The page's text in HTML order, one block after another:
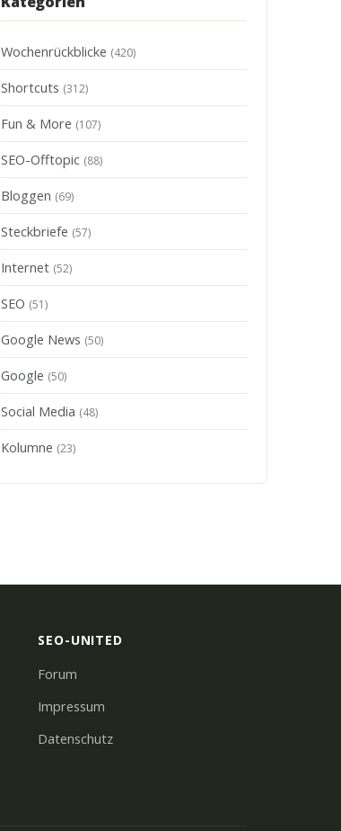
Wochenrückblicke (420)
Shortcuts (312)
Fun & More (107)
SEO-Offtopic (88)
Bloggen (69)
Steckbriefe (57)
Internet (52)
SEO (51)
Google News (50)
Google (50)
Social Media (48)
Kolumne (23)
SEO-UNITED
Forum
Impressum
Datenschutz